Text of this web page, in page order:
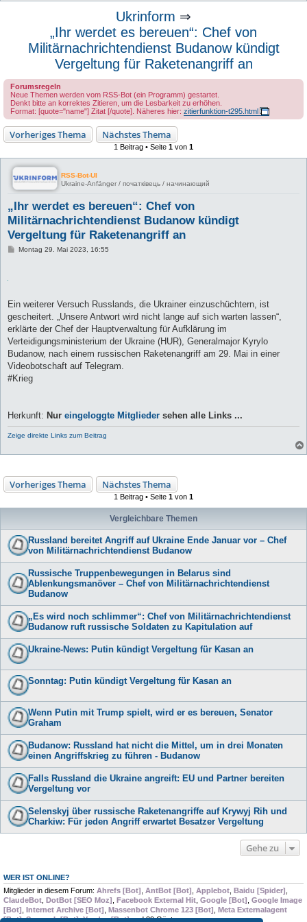
Ukrinform ⇒
„Ihr werdet es bereuen“: Chef von
Militärnachrichtendienst Budanow kündigt
Vergeltung für Raketenangriff an
Forumsregeln
Neue Themen werden vom RSS-Bot (ein Programm) gestartet.
Denkt bitte an korrektes Zitieren, um die Lesbarkeit zu erhöhen.
Format: [quote="name"] Zitat [/quote]. Näheres hier: zitierfunktion-t295.html
Vorheriges Thema Nächstes Thema
1 Beitrag • Seite 1 von 1
RSS-Bot-UI
Ukraine-Anfänger / початківець / начинающий
„Ihr werdet es bereuen“: Chef von
Militärnachrichtendienst Budanow kündigt
Vergeltung für Raketenangriff an
BMontag 29. Mai 2023, 16:55
Ein weiterer Versuch Russlands, die Ukrainer einzuschüchtern, ist
gescheitert. „Unsere Antwort wird nicht lange auf sich warten lassen“,
erklärte der Chef der Hauptverwaltung für Aufklärung im
Verteidigungsministerium der Ukraine (HUR), Generalmajor Kyrylo
Budanow, nach einem russischen Raketenangriff am 29. Mai in einer
Videobotschaft auf Telegram.
#Krieg
Herkunft: Nur eingeloggte Mitglieder sehen alle Links ...
Zeige direkte Links zum Beitrag
Vorheriges Thema Nächstes Thema
1 Beitrag • Seite 1 von 1
Vergleichbare Themen
Russland bereitet Angriff auf Ukraine Ende Januar vor – Chef
von Militärnachrichtendienst Budanow
Russische Truppenbewegungen in Belarus sind
Ablenkungsmanöver – Chef von Militärnachrichtendienst
Budanow
„Es wird noch schlimmer“: Chef von Militärnachrichtendienst
Budanow ruft russische Soldaten zu Kapitulation auf
Ukraine-News: Putin kündigt Vergeltung für Kasan an
Sonntag: Putin kündigt Vergeltung für Kasan an
Wenn Putin mit Trump spielt, wird er es bereuen, Senator
Graham
Budanow: Russland hat nicht die Mittel, um in drei Monaten
einen Angriffskrieg zu führen - Budanow
Falls Russland die Ukraine angreift: EU und Partner bereiten
Vergeltung vor
Selenskyj über russische Raketenangriffe auf Krywyj Rih und
Charkiw: Für jeden Angriff erwartet Besatzer Vergeltung
Gehe zu
WER IST ONLINE?
Mitglieder in diesem Forum: Ahrefs [Bot] AntBot [Bot] Applebot Baidu [Spider]
ClaudeBot DotBot [SEO Moz] Facebook External Hit Google [Bot] Google Image
[Bot] Internet Archive [Bot] Massenbot Chrome 123 [Bot] Meta Externalagent
[Bot],Semrush [Bot],Yandex [Bot]und 29 Gäste